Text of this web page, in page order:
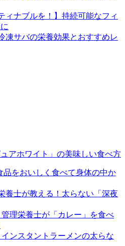
ィナブルを！】持続可能なフィ
凍サバの栄養効果とおすすめレ
アホワイト」の美味しい食べ方
品をおいしく食べて身体の中か
養士が教える！太らない「深夜
管理栄養士が「カレー」を食べ
ンスタントラーメンの太らな